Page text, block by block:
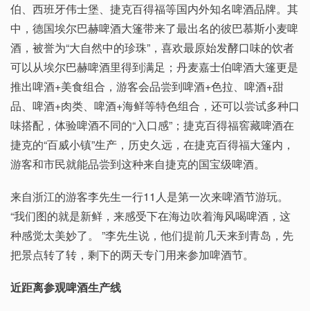
伯、西班牙伟士堡、捷克百得福等国内外知名啤酒品牌。其
中，德国埃尔巴赫啤酒大篷带来了最出名的彼巴慕斯小麦啤
酒，被誉为“大自然中的珍珠”，喜欢最原始发酵口味的饮者
可以从埃尔巴赫啤酒里得到满足；丹麦嘉士伯啤酒大篷更是
推出啤酒+美食组合，游客会品尝到啤酒+色拉、啤酒+甜
品、啤酒+肉类、啤酒+海鲜等特色组合，还可以尝试多种口
味搭配，体验啤酒不同的“入口感”；捷克百得福窖藏啤酒在
捷克的“百威小镇”生产，历史久远，在捷克百得福大篷内，
游客和市民就能品尝到这种来自捷克的国宝级啤酒。
来自浙江的游客李先生一行11人是第一次来啤酒节游玩。
“我们图的就是新鲜，来感受下在海边吹着海风喝啤酒，这
种感觉太美妙了。 ”李先生说，他们提前几天来到青岛，先
把景点转了转，剩下的两天专门用来参加啤酒节。
近距离参观啤酒生产线